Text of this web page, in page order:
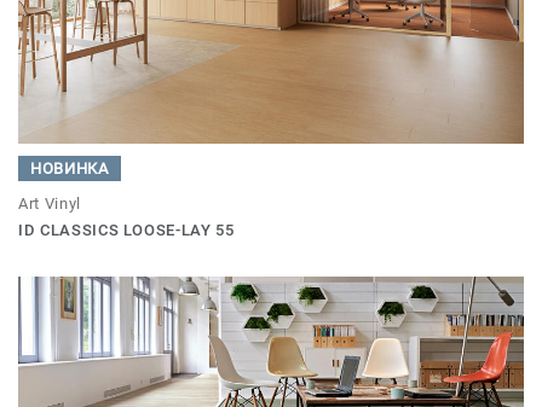
НОВИНКА
Art Vinyl
ID CLASSICS LOOSE-LAY 55